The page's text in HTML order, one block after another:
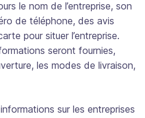
le nom de l’entreprise, son
de téléphone, des avis
pour situer l’entreprise.
seront fournies,
les modes de livraison,
sur les entreprises